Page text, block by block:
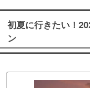
初夏に行きたい！
ン